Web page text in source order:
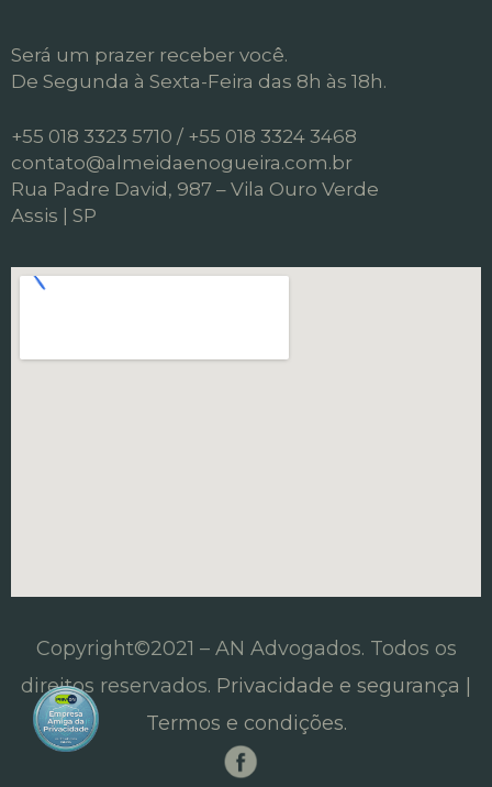
Será um prazer receber você.
De Segunda à Sexta-Feira das 8h às 18h.
+55 018 3323 5710 / +55 018 3324 3468
contato@almeidaenogueira.com.br
Rua Padre David, 987 – Vila Ouro Verde
Assis | SP
Copyright©2021 – AN Advogados. Todos os
direitos reservados. Privacidade e segurança |
Termos e condições.